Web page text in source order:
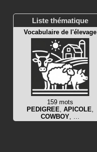
Liste thématique
Vocabulaire de l'élevage
159 mots
PEDIGREE APICOLE
COWBOY